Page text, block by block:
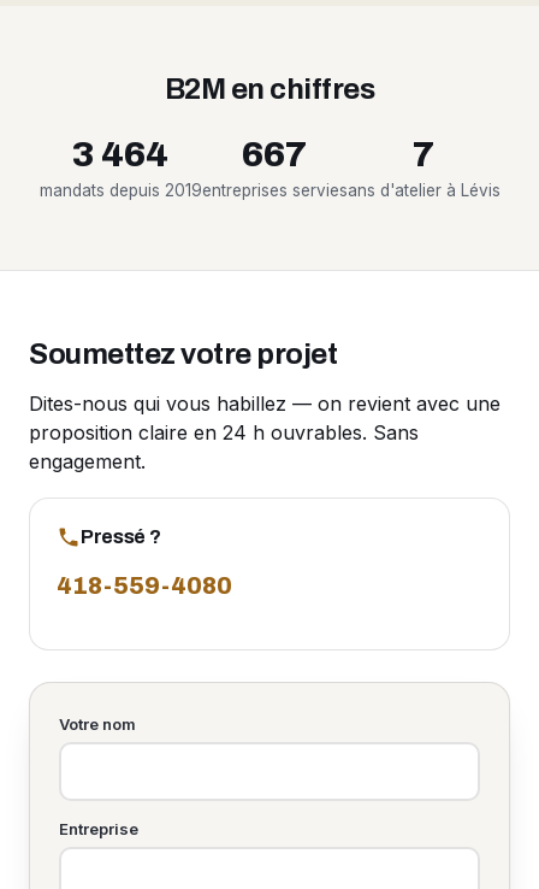
B2M en chiffres
3 464
mandats depuis 2019
667
entreprises servies
7
ans d'atelier à Lévis
Soumettez votre projet
Dites-nous qui vous habillez — on revient avec une
proposition claire en 24 h ouvrables. Sans
engagement.
Pressé ?
418-559-4080
Votre nom
Entreprise